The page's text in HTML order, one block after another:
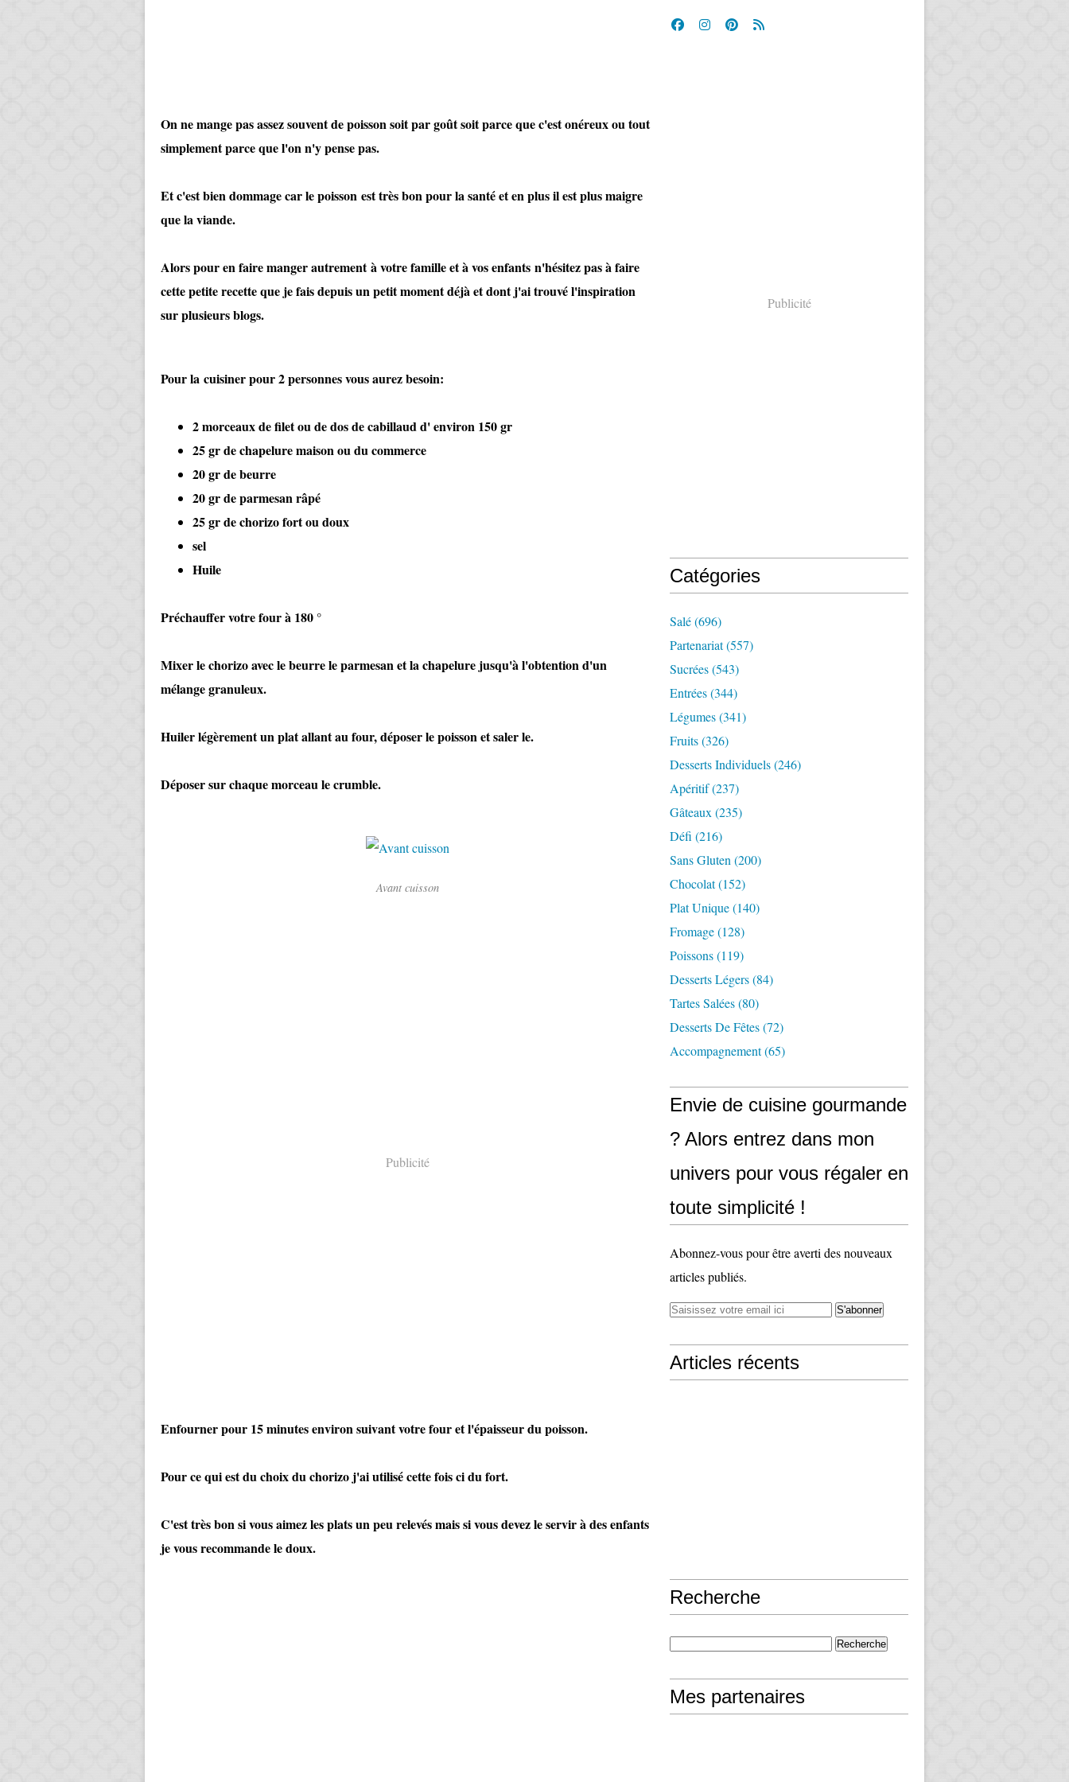
On ne mange pas assez souvent de poisson soit par goût soit parce que c'est onéreux ou tout
simplement parce que l'on n'y pense pas.
Et c'est bien dommage car le poisson est très bon pour la santé et en plus il est plus maigre
que la viande.
Alors pour en faire manger autrement à votre famille et à vos enfants n'hésitez pas à faire
cette petite recette que je fais depuis un petit moment déjà et dont j'ai trouvé l'inspiration
sur plusieurs blogs.
Pour la cuisiner pour 2 personnes vous aurez besoin:
2 morceaux de filet ou de dos de cabillaud d' environ 150 gr
25 gr de chapelure maison ou du commerce
20 gr de beurre
20 gr de parmesan râpé
25 gr de chorizo fort ou doux
sel
Huile
​Préchauffer votre four à 180 °
Mixer le chorizo avec le beurre le parmesan et la chapelure jusqu'à l'obtention d'un
mélange granuleux.
Huiler légèrement un plat allant au four, déposer le poisson et saler le.
Déposer sur chaque morceau le crumble.
Avant cuisson
Publicité
Enfourner pour 15 minutes environ suivant votre four et l'épaisseur du poisson.
Pour ce qui est du choix du chorizo j'ai utilisé cette fois ci du fort.
C'est très bon si vous aimez les plats un peu relevés mais si vous devez le servir à des enfants
je vous recommande le doux.
Publicité
Catégories
Salé(696)
Partenariat(557)
Sucrées(543)
Entrées(344)
Légumes(341)
Fruits(326)
Desserts Individuels(246)
Apéritif(237)
Gâteaux (235)
Défi (216)
Sans Gluten (200)
Chocolat(152)
Plat Unique(140)
Fromage(128)
Poissons(119)
Desserts Légers(84)
Tartes Salées(80)
Desserts De Fêtes(72)
Accompagnement(65)
Envie de cuisine gourmande
? Alors entrez dans mon
univers pour vous régaler en
toute simplicité !
Abonnez-vous pour être averti des nouveaux
articles publiés.
Articles récents
Recherche
Mes partenaires